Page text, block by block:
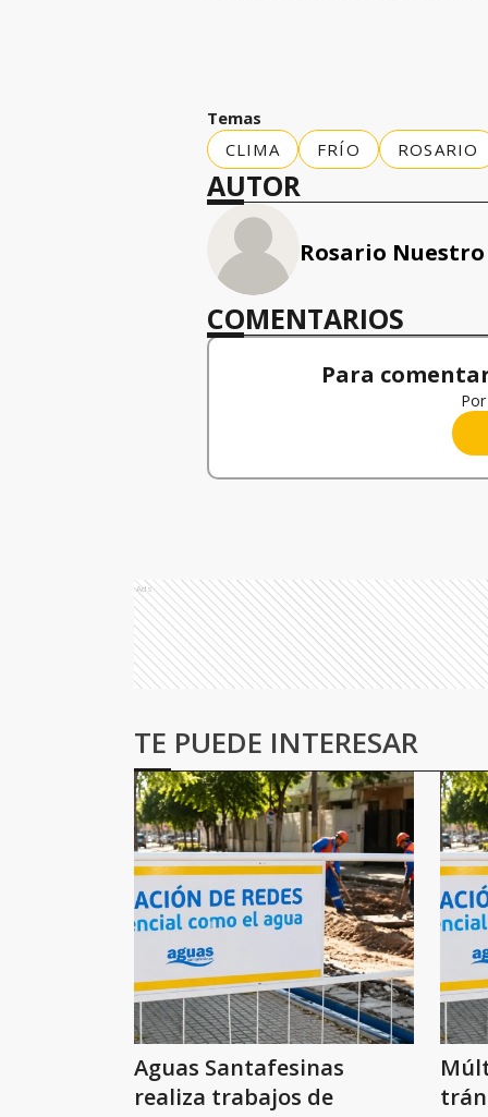
Temas
CLIMA
FRÍO ROSARIO
AUTOR
Rosario Nuestro
COMENTARIOS
Para
Ads
TE PUEDE INTERESAR
Aguas Santafesinas
realiza trabajos de